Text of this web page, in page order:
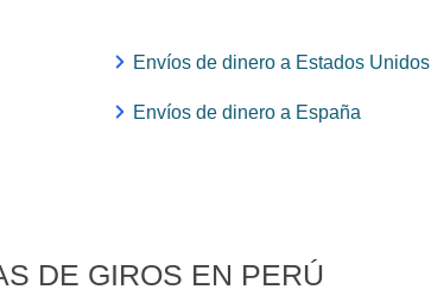
Envíos de dinero a Estados Unidos
Envíos de dinero a España
DE GIROS EN PERÚ